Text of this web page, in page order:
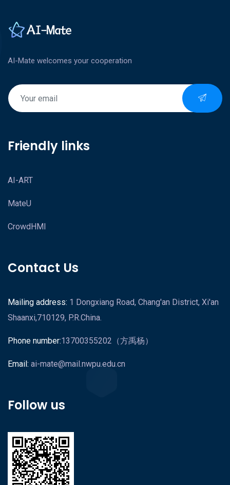
AI-Mate welcomes your cooperation
Friendly links
AI-ART
MateU
CrowdHMI
Contact Us
Mailing address: 1 Dongxiang Road, Chang'an District, Xi'an
Shaanxi,710129, P.R.China.
Phone number:13700355202（方禹杨）
Email: ai-mate@mail.nwpu.edu.cn
Follow us